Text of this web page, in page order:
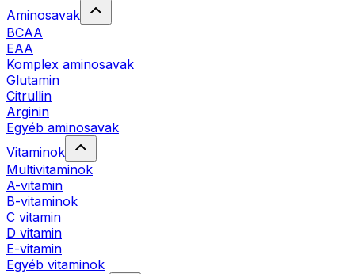
Aminosavak
BCAA
EAA
Komplex aminosavak
Glutamin
Citrullin
Arginin
Egyéb aminosavak
Vitaminok
Multivitaminok
A-vitamin
B-vitaminok
C vitamin
D vitamin
E-vitamin
Egyéb vitaminok